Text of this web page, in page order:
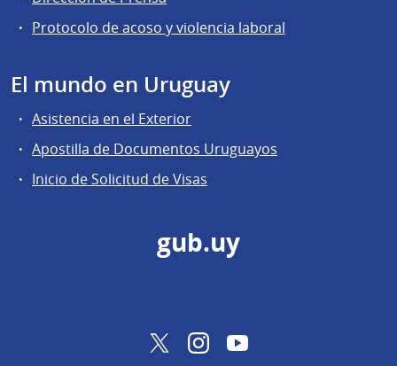
Protocolo de acoso y violencia laboral
El mundo en Uruguay
Asistencia en el Exterior
Apostilla de Documentos Uruguayos
Inicio de Solicitud de Visas
gub.uy
TwitterInstagramYouTube